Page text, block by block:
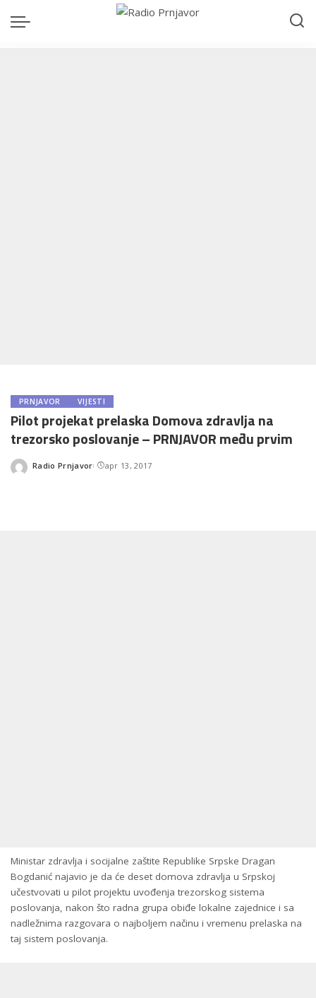
PRNJAVOR VIJESTI
Pilot projekat prelaska Domova zdravlja na
trezorsko poslovanje – PRNJAVOR među prvim
Posted
Radio Prnjavor apr 13, 2017
Ministar zdravlja i socijalne zaštite Republike Srpske Dragan
Bogdanić najavio je da će deset domova zdravlja u Srpskoj
učestvovati u pilot projektu uvođenja trezorskog sistema
poslovanja, nakon što radna grupa obiđe lokalne zajednice i sa
nadležnima razgovara o najboljem načinu i vremenu prelaska na
taj sistem poslovanja.